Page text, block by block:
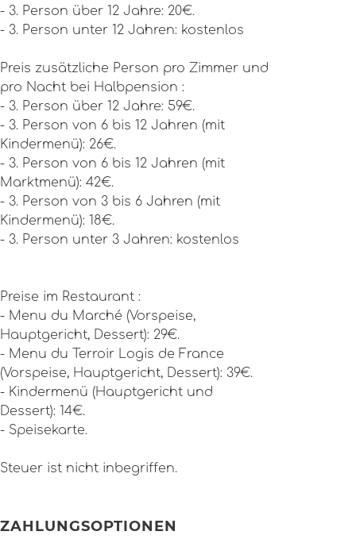
- 3. Person über 12 Jahre: 20€.
- 3. Person unter 12 Jahren: kostenlos
Preis zusätzliche Person pro Zimmer und
pro Nacht bei Halbpension :
- 3. Person über 12 Jahre: 59€.
- 3. Person von 6 bis 12 Jahren (mit
Kindermenü): 26€.
- 3. Person von 6 bis 12 Jahren (mit
Marktmenü): 42€.
- 3. Person von 3 bis 6 Jahren (mit
Kindermenü): 18€.
- 3. Person unter 3 Jahren: kostenlos
Preise im Restaurant :
- Menu du Marché (Vorspeise,
Hauptgericht, Dessert): 29€.
- Menu du Terroir Logis de France
(Vorspeise, Hauptgericht, Dessert): 39€.
- Kindermenü (Hauptgericht und
Dessert): 14€.
- Speisekarte.
Steuer ist nicht inbegriffen.
ZAHLUNGSOPTIONEN